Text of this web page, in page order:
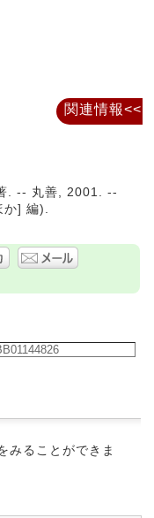
. -- 丸善, 2001. --
] 編).
みることができま
関連情報<<